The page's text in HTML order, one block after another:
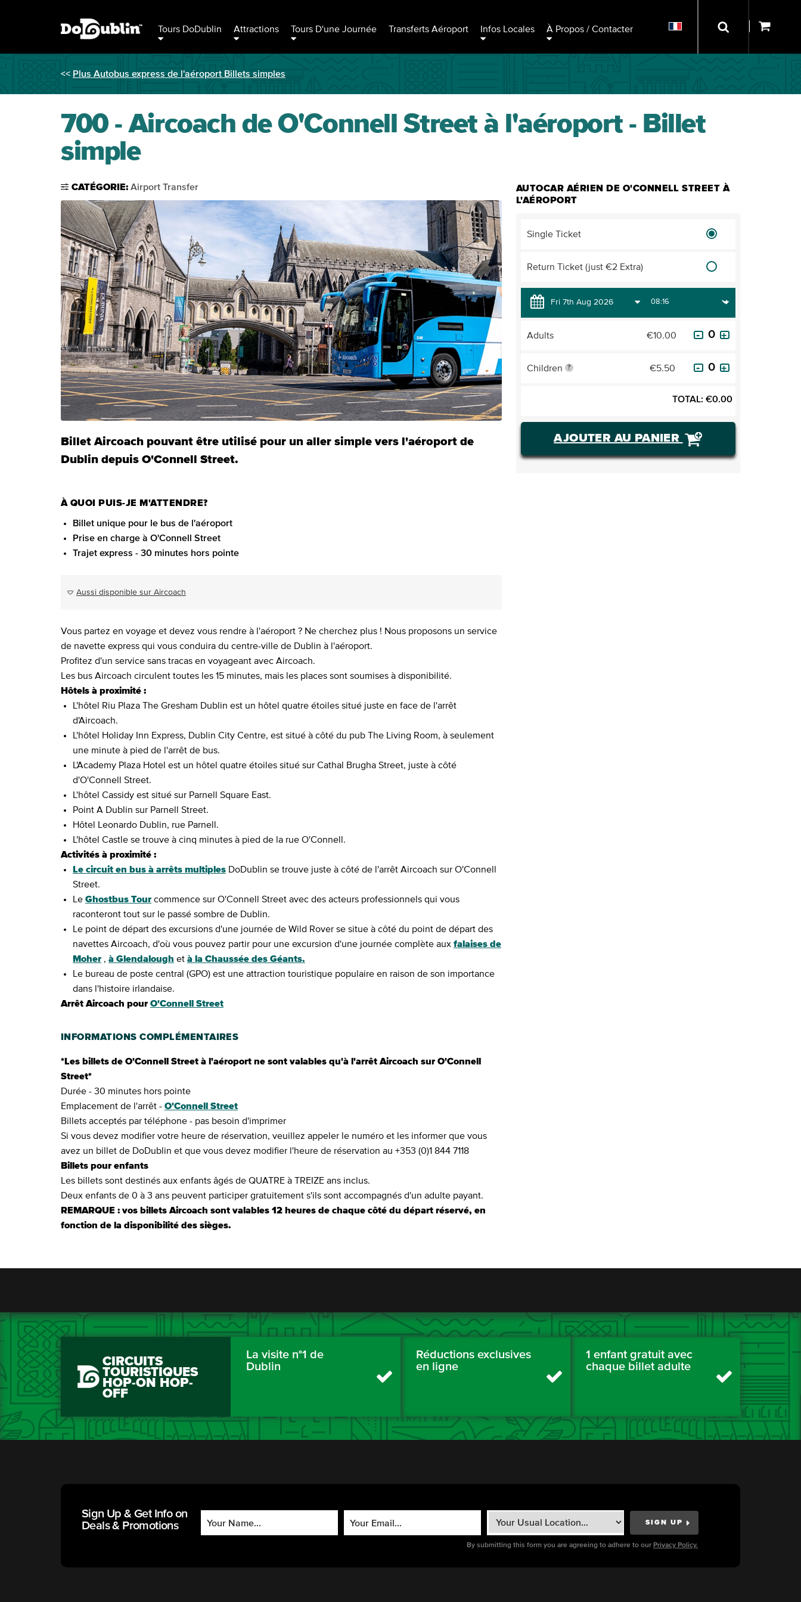
Tours DoDublin Attractions Tours D'une Journée Transferts Aéroport Infos Locales À Propos / Contacter
<< Plus Autobus express de l'aéroport Billets simples
700 - Aircoach de O'Connell Street à l'aéroport - Billet
simple
CATÉGORIE: Airport Transfer
Billet Aircoach pouvant être utilisé pour un aller simple vers l'aéroport de
Dublin depuis O'Connell Street.
À QUOI PUIS-JE M'ATTENDRE?
Billet unique pour le bus de l'aéroport
Prise en charge à O'Connell Street
Trajet express - 30 minutes hors pointe
Aussi disponible sur Aircoach
Vous partez en voyage et devez vous rendre à l'aéroport ? Ne cherchez plus ! Nous proposons un service
de navette express qui vous conduira du centre-ville de Dublin à l'aéroport.
Profitez d'un service sans tracas en voyageant avec Aircoach.
Les bus Aircoach circulent toutes les 15 minutes, mais les places sont soumises à disponibilité.
Hôtels à proximité :
L'hôtel Riu Plaza The Gresham Dublin est un hôtel quatre étoiles situé juste en face de l'arrêt
d'Aircoach.
L'hôtel Holiday Inn Express, Dublin City Centre, est situé à côté du pub The Living Room, à seulement
une minute à pied de l'arrêt de bus.
L'Academy Plaza Hotel est un hôtel quatre étoiles situé sur Cathal Brugha Street, juste à côté
d'O'Connell Street.
L'hôtel Cassidy est situé sur Parnell Square East.
Point A Dublin sur Parnell Street.
Hôtel Leonardo Dublin, rue Parnell.
L'hôtel Castle se trouve à cinq minutes à pied de la rue O'Connell.
Activités à proximité :
Le circuit en bus à arrêts multiples DoDublin se trouve juste à côté de l'arrêt Aircoach sur O'Connell
Street.
Le Ghostbus Tour commence sur O'Connell Street avec des acteurs professionnels qui vous
raconteront tout sur le passé sombre de Dublin.
Le point de départ des excursions d'une journée de Wild Rover se situe à côté du point de départ des
navettes Aircoach, d'où vous pouvez partir pour une excursion d'une journée complète aux falaises de
Moher , à Glendalough et à la Chaussée des Géants.
Le bureau de poste central (GPO) est une attraction touristique populaire en raison de son importance
dans l'histoire irlandaise.
Arrêt Aircoach pour O'Connell Street
INFORMATIONS COMPLÉMENTAIRES
*Les billets de O'Connell Street à l'aéroport ne sont valables qu'à l'arrêt Aircoach sur O'Connell
Street*
Durée - 30 minutes hors pointe
Emplacement de l'arrêt - O'Connell Street
Billets acceptés par téléphone - pas besoin d'imprimer
Si vous devez modifier votre heure de réservation, veuillez appeler le numéro et les informer que vous
avez un billet de DoDublin et que vous devez modifier l'heure de réservation au +353 (0)1 844 7118
Billets pour enfants
Les billets sont destinés aux enfants âgés de QUATRE à TREIZE ans inclus.
Deux enfants de 0 à 3 ans peuvent participer gratuitement s'ils sont accompagnés d'un adulte payant.
REMARQUE : vos billets Aircoach sont valables 12 heures de chaque côté du départ réservé, en
fonction de la disponibilité des sièges.
AUTOCAR AÉRIEN DE O'CONNELL STREET À
L'AÉROPORT
Single Ticket
Return Ticket (just €2 Extra)
Adults €10.00
Children ? €5.50
TOTAL: €0.00
AJOUTER AU PANIER
CIRCUITS
TOURISTIQUES
HOP-ON HOP-
OFF
La visite n°1 de
Dublin
Réductions exclusives
en ligne
1 enfant gratuit avec
chaque billet adulte
Sign Up & Get Info on
Deals & Promotions
By submitting this form you are agreeing to adhere to our Privacy Policy.